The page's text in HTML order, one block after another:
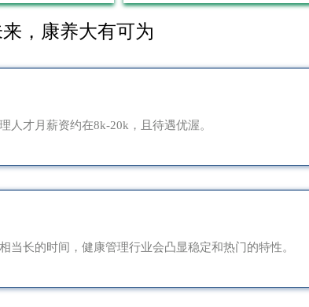
，康养大有可为
人才月薪资约在8k-20k，且待遇优渥。
长的时间，健康管理行业会凸显稳定和热门的特性。